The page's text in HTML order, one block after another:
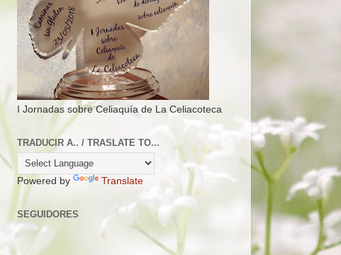
I Jornadas sobre Celiaquía de La Celiacoteca
TRADUCIR A.. / TRASLATE TO...
Powered by Translate
SEGUIDORES